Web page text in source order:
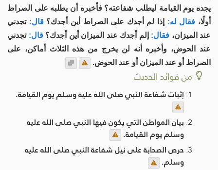
يجده يوم القيامة ليطلب شفاعته؟ فأخبره أن يطلبه على الصراط
أولًا، فقال له: إذا لم أجدك على الصراط أين أجدك؟ قال: تجدني
عند الميزان، فقال: إلم أجدك عند الميزان أين أجدك؟ قال: تجدني
عند الحوض، وأخبره أنه لن يخرج من هذه الثلاث أماكن، على
الصراط أو عند الميزان أو عند الحوض.
من فوائد الحديث
إثبات شفاعة النبي صلى الله عليه وسلم يوم القيامة.
بيان المواطن التي يكون فيها النبي صلى الله عليه
وسلم يوم القيامة.
حرص الصحابة على نيل شفاعة النبي صلى الله عليه
وسلم.